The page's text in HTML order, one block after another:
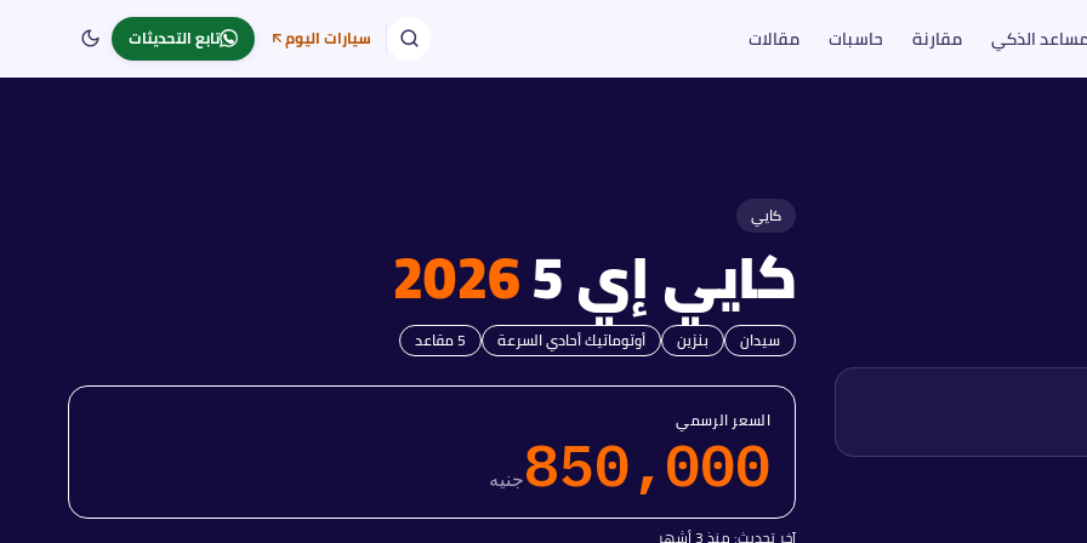
الذكي مقارنة حاسبات مقالات سيارات اليوم تابع التحديثات
كايي
كاييإي 5 2026
سيدان بنزين أوتوماتيك أحادي السرعة 5مقاعد
السعر الرسمي
850,000جنيه